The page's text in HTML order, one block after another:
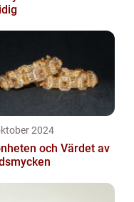
2024
och Värdet av